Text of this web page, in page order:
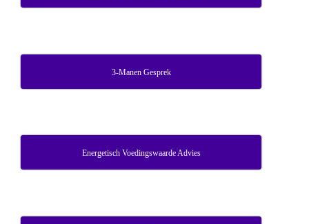
3-Manen Gesprek
Energetisch Voedingswaarde Advies